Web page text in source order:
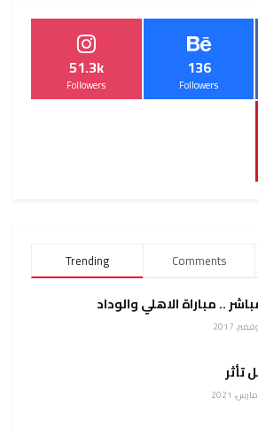
136
Followers
51.3k
Followers
Trending Comments
.. مباراة الاهلي والوداد
تأثر